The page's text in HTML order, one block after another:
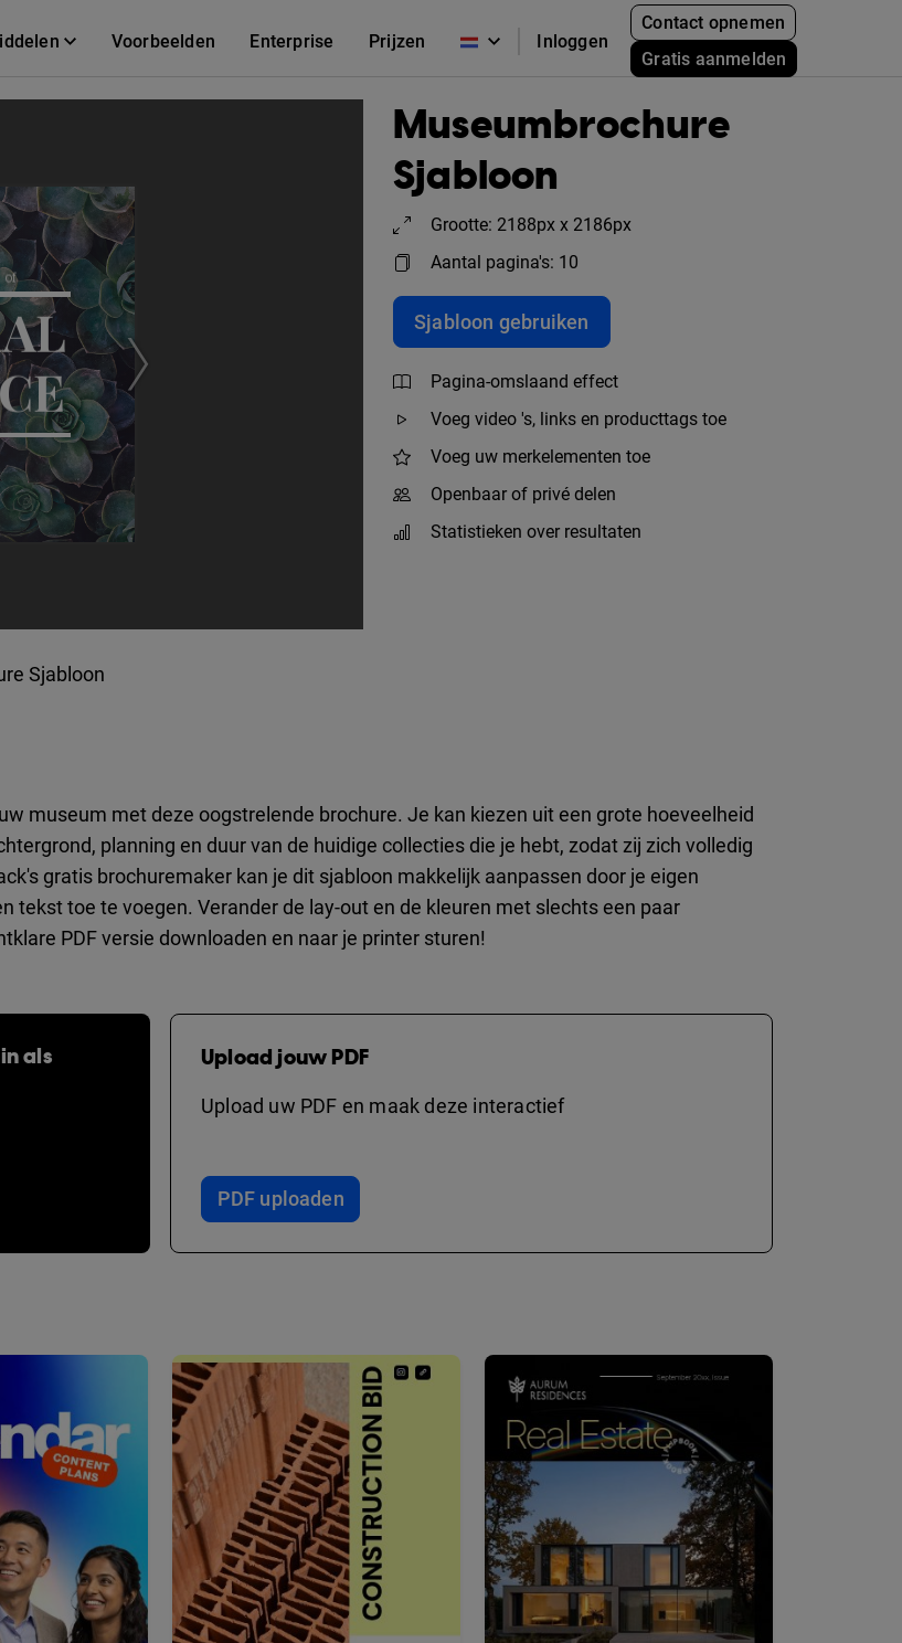
Voorbeelden Enterprise Prijzen Inloggen
Contact opnemen
Gratis aanmelden
Museumbrochure
Sjabloon
Grootte: 2188px x 2186px
Aantal pagina's: 10
Sjabloon gebruiken
Pagina-omslaand effect
Voeg video 's, links en producttags toe
Voeg uw merkelementen toe
Openbaar of privé delen
Statistieken over resultaten
Sjabloon
museum met deze oogstrelende brochure. Je kan kiezen uit een grote hoeveelheid
planning en duur van de huidige collecties die je hebt, zodat zij zich volledig
gratis brochuremaker kan je dit sjabloon makkelijk aanpassen door je eigen
tekst toe te voegen. Verander de lay-out en de kleuren met slechts een paar
PDF versie downloaden en naar je printer sturen!
als
Upload jouw PDF
Upload uw PDF en maak deze interactief
PDF uploaden